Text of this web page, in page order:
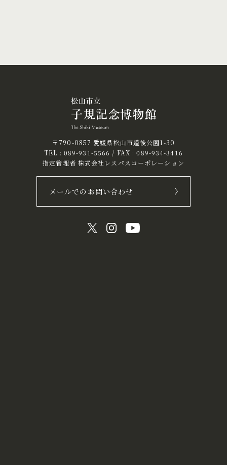
〒790-0857 愛媛県松山市道後公園1-30
TEL : 089-931-5566 / FAX : 089-934-3416
指定管理者 株式会社レスパスコーポレーション
メールでのお問い合わせ